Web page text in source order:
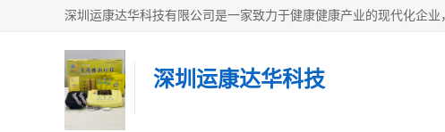
深圳运康达华科技